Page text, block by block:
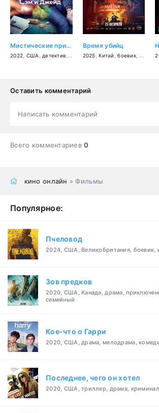
Мистические приключения Сэм и Джейд
2022 США детектив приключения,семейный
Время убийц
2025 ,Китай ,боевик драма
Оставить комментарий
Написать комментарий
Всего комментариев0
кино онлайн » Фильмы
Популярное:
Пчеловод
2024, США, Великобритания, боевик,
Зов предков
2020, США, Канада, драма,
семейный
Кое-что о Гарри
2020, США, драма, мелодрама,
Последнее, чего он хотел
2020, США, триллер, драма,